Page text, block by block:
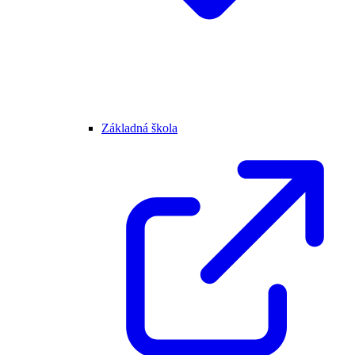
Základná škola